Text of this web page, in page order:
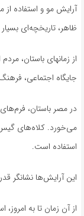
آرایش مو و استفاده از
ظاهر، تاریخچه‌ای
از زمانهای باستان،
جایگاه اجتماعی،
در مصر باستان،
می‌خورد. کلاه‌های گیس
استفاده است.
این آرایش‌ها نشانگر
از آن زمان تا به